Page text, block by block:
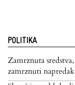
POLITIKA
Zamrznuta sredstva,
zamrznuti napredak